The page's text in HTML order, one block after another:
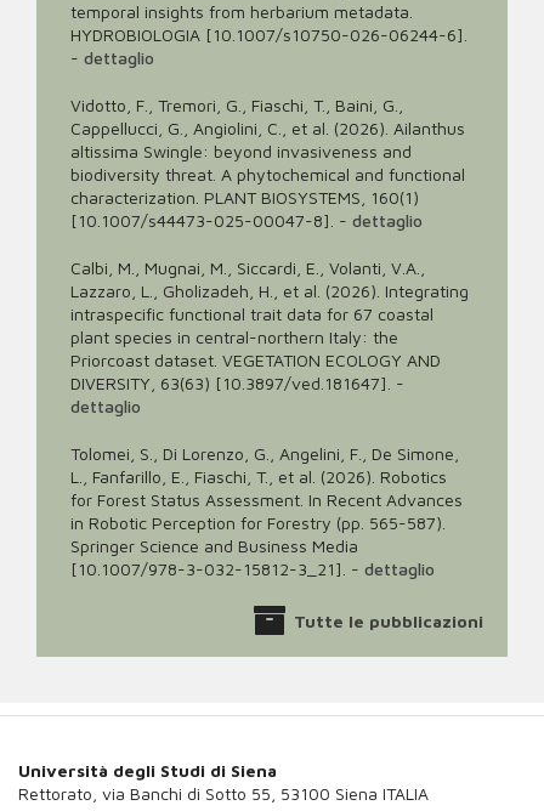
temporal insights from herbarium metadata.
HYDROBIOLOGIA [10.1007/s10750-026-06244-6].
- dettaglio
Vidotto, F., Tremori, G., Fiaschi, T., Baini, G.,
Cappellucci, G., Angiolini, C., et al. (2026). Ailanthus
altissima Swingle: beyond invasiveness and
biodiversity threat. A phytochemical and functional
characterization. PLANT BIOSYSTEMS, 160(1)
[10.1007/s44473-025-00047-8]. - dettaglio
Calbi, M., Mugnai, M., Siccardi, E., Volanti, V.A.,
Lazzaro, L., Gholizadeh, H., et al. (2026). Integrating
intraspecific functional trait data for 67 coastal
plant species in central-northern Italy: the
Priorcoast dataset. VEGETATION ECOLOGY AND
DIVERSITY, 63(63) [10.3897/ved.181647]. -
dettaglio
Tolomei, S., Di Lorenzo, G., Angelini, F., De Simone,
L., Fanfarillo, E., Fiaschi, T., et al. (2026). Robotics
for Forest Status Assessment. In Recent Advances
in Robotic Perception for Forestry (pp. 565-587).
Springer Science and Business Media
[10.1007/978-3-032-15812-3_21]. - dettaglio
Tutte le pubblicazioni
Università degli Studi di Siena
Rettorato, via Banchi di Sotto 55, 53100 Siena ITALIA